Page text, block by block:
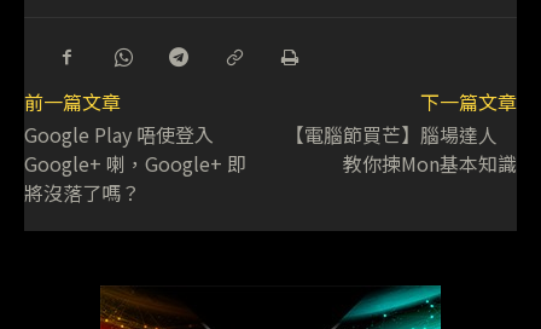
前一篇文章
Google Play 唔使登入
Google+ 喇，Google+ 即
將沒落了嗎？
下一篇文章
【電腦節買芒】腦場達人
教你揀Mon基本知識